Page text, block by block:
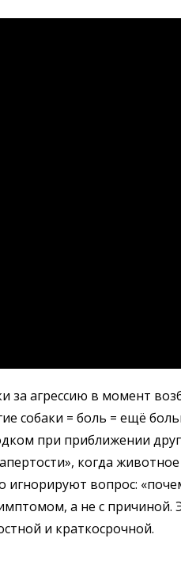
за агрессию в момент
собаки = боль = ещё
при приближении
когда
игнорируют вопрос:
а не с причиной.
и краткосрочной.